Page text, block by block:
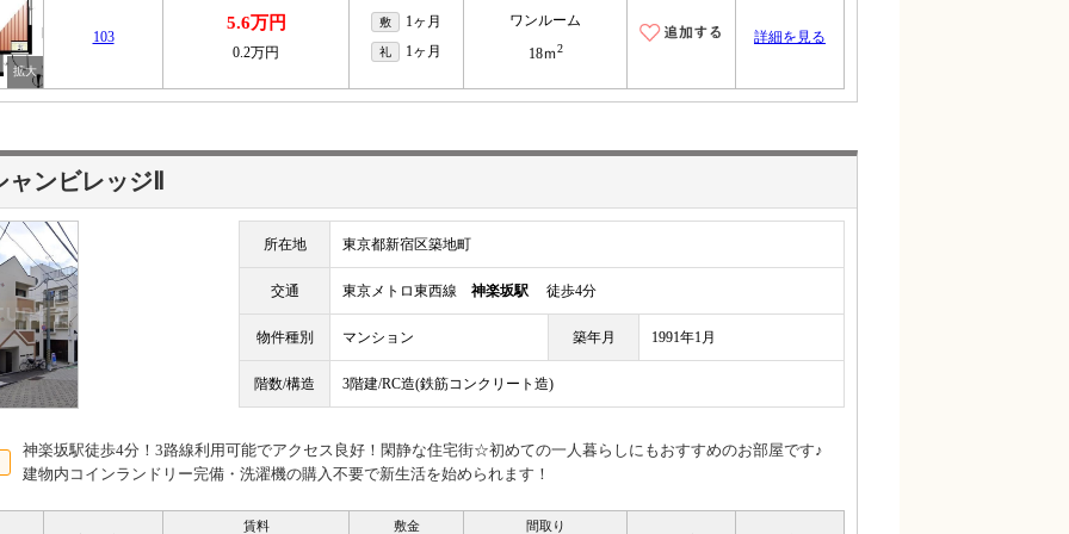
103
5.6万円
0.2万円
敷 1ヶ月
礼 1ヶ月
ワンルーム
18ｍ2
詳細を見る
ンビレッジⅡ
所在地 東京都新宿区築地町
交通 東京メトロ東西線 神楽坂駅 徒歩4分
物件種別 マンション 築年月 1991年1月
階数/構造 3階建/RC造(鉄筋コンクリート造)
神楽坂駅徒歩4分！3路線利用可能でアクセス良好！閑静な住宅街☆初めての一人暮らしにもおすすめのお部屋です♪
建物内コインランドリー完備・洗濯機の購入不要で新生活を始められます！
賃料 敷金
間取り